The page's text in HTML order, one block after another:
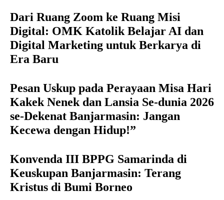
Dari Ruang Zoom ke Ruang Misi
Digital: OMK Katolik Belajar AI dan
Digital Marketing untuk Berkarya di
Era Baru
Pesan Uskup pada Perayaan Misa Hari
Kakek Nenek dan Lansia Se-dunia 2026
se-Dekenat Banjarmasin: Jangan
Kecewa dengan Hidup!”
Konvenda III BPPG Samarinda di
Keuskupan Banjarmasin: Terang
Kristus di Bumi Borneo